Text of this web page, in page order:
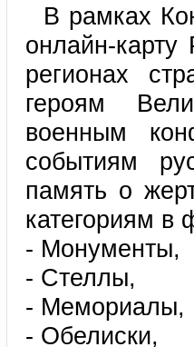
В рамках
онлайн-
регионах
героям
военным
событиям
память о
категориям в
- Монументы,
- Стеллы,
- Мемориалы,
- Обелиски,